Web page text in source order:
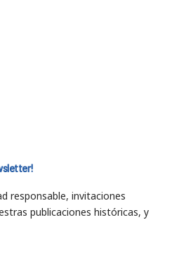
responsable, invitaciones
publicaciones históricas, y